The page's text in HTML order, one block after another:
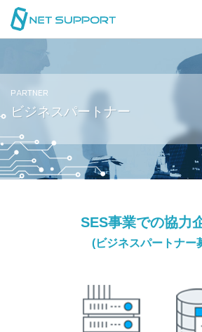
PARTNER
ビジネスパートナー
SES事業での協力
(ビジネスパートナー